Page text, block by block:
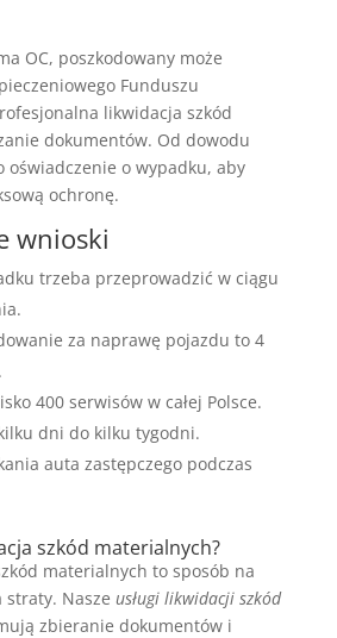
OC, poszkodowany może
Funduszu
likwidacja szkód
dokumentów. Od dowodu
oświadczenie o wypadku, aby
ochronę.
wnioski
trzeba przeprowadzić w ciągu
za naprawę pojazdu to 4
400 serwisów w całej Polsce.
dni do kilku tygodni.
auta zastępczego podczas
szkód materialnych?
materialnych to sposób na
straty. Nasze usługi likwidacji szkód
zbieranie dokumentów i